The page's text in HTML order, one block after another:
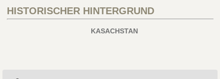
HISTORISCHER HINTERGRUND
KASACHSTAN